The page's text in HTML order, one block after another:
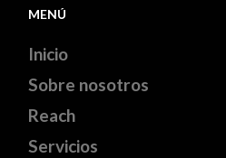
MENÚ
Inicio
Sobre nosotros
Reach
Servicios